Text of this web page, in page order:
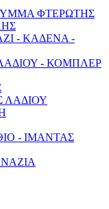
ΦΤΕΡΩΤΗΣ
- ΚΑΔΕΝΑ -
- ΚΟΜΠΛΕΡ
ΛΑΔΙΟΥ
- ΙΜΑΝΤΑΣ